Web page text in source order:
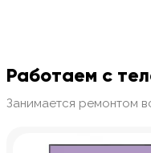
Работаем с
Занимается ремонтом